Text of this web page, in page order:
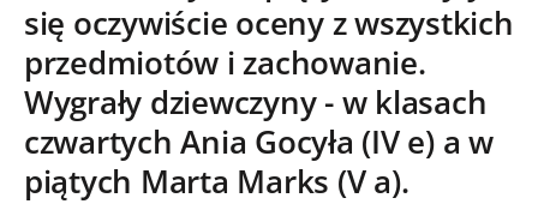
się oczywiście oceny z wszystkich
przedmiotów i zachowanie.
Wygrały dziewczyny - w klasach
czwartych Ania Gocyła (IV e) a w
piątych Marta Marks (V a).